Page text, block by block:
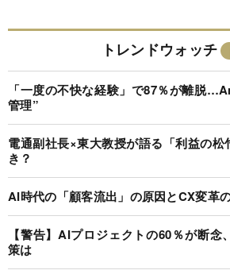
トレンドウォッチ
「一度の不快な経験」で87％が離脱
管理”
電通副社長×東大教授が語る「利益の
き？
AI時代の「顧客流出」の原因とCX変革
【警告】AIプロジェクトの60％が断
策は